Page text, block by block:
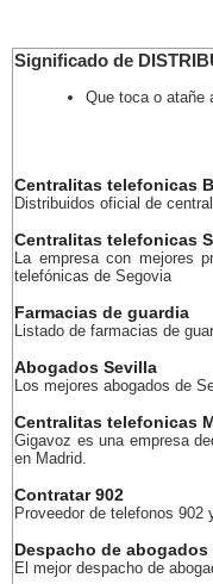
Significado de
Que toca o atañe
Centralitas telefonicas
Distribuidos oficial de
Centralitas telefonicas
La empresa con mejores
telefónicas de Segovia
Farmacias de guardia
Listado de farmacias de
Abogados Sevilla
Los mejores abogados de
Centralitas telefonicas
Gigavoz es una empresa
en Madrid.
Contratar 902
Proveedor de telefonos 902
Despacho de abogados
El mejor despacho de